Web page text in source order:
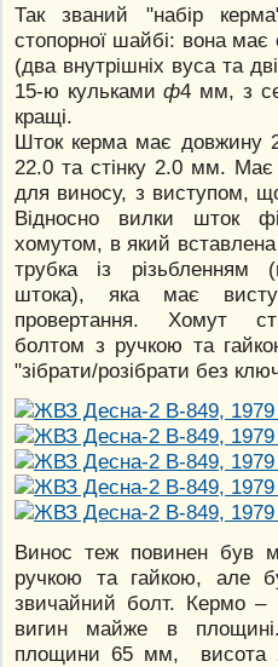
Так званий "набір
стопорної шайбі: вона має
(два внутрішніх вуса та
15-ю кулькамиф4 мм, з
кращі.
Шток керма має довжину
22.0 та стінку 2.0 мм. Має
для виносу, з виступом,
Відносно вилки шток
хомутом, в який вставлена
трубка із різьбленням
штока), яка має
провертання. Хомут
болтом з ручкою та
"зібрати/розібрати без
Винос теж повинен був
ручкою та гайкою, але
звичайний болт. Кермо –
вигин майже в
площини 65 мм, висота